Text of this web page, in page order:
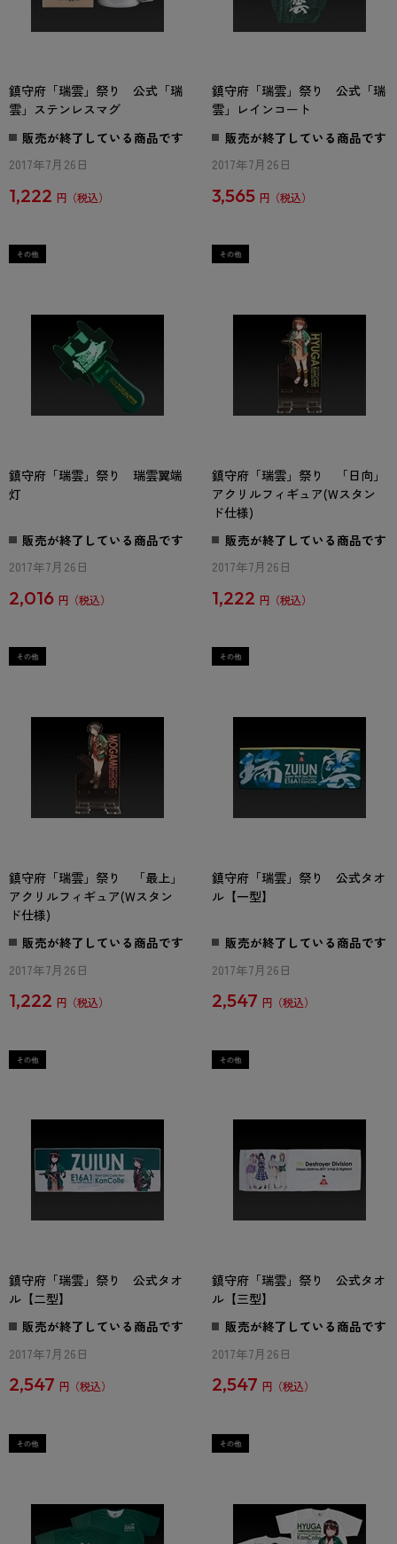
鎮守府「瑞雲」祭り 公式「瑞
雲」ステンレスマグ
販売が終了している商品です
2017年7月26日
1,222 円
鎮守府「瑞雲」祭り 公式「瑞
雲」レインコート
販売が終了している商品です
2017年7月26日
3,565 円
鎮守府「瑞雲」祭り 瑞雲翼端
灯
販売が終了している商品です
2017年7月26日
2,016 円
鎮守府「瑞雲」祭り 「日向」
アクリルフィギュア(Wスタン
ド仕様)
販売が終了している商品です
2017年7月26日
1,222 円
鎮守府「瑞雲」祭り 「最上」
アクリルフィギュア(Wスタン
ド仕様)
販売が終了している商品です
2017年7月26日
1,222 円
鎮守府「瑞雲」祭り 公式タオ
ル【一型】
販売が終了している商品です
2017年7月26日
2,547 円
鎮守府「瑞雲」祭り 公式タオ
ル【二型】
販売が終了している商品です
2017年7月26日
2,547 円
鎮守府「瑞雲」祭り 公式タオ
ル【三型】
販売が終了している商品です
2017年7月26日
2,547 円